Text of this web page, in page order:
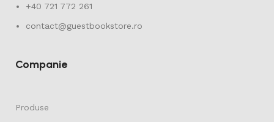
+40 721 772 261
contact@guestbookstore.ro
Companie
Produse